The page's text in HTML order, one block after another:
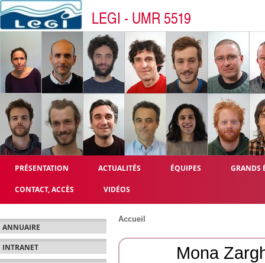
LEGI - UMR 5519
PRÉSENTATION ACTUALITÉS ÉQUIPES GRANDS
CONTACT, ACCÈS VIDÉOS
ANNUAIRE
INTRANET
Accueil
Mona